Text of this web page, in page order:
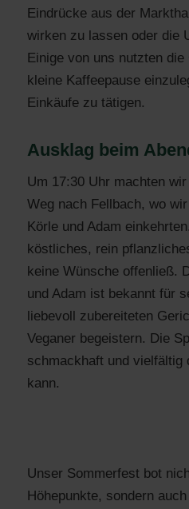
Eindrücke aus der
wirken zu lassen oder die
Einige von uns nutzten
kleine Kaffeepause
Einkäufe zu tätigen.
Ausklag beim
Um 17:30 Uhr machten
Weg nach Fellbach, wo
Körle und Adam
köstliches, rein
keine Wünsche offenließ.
und Adam ist bekannt für
liebevoll zubereiteten
Veganer begeistern. Die
schmackhaft und vielfältig
kann.
Unser Sommerfest bot
Höhepunkte, sondern